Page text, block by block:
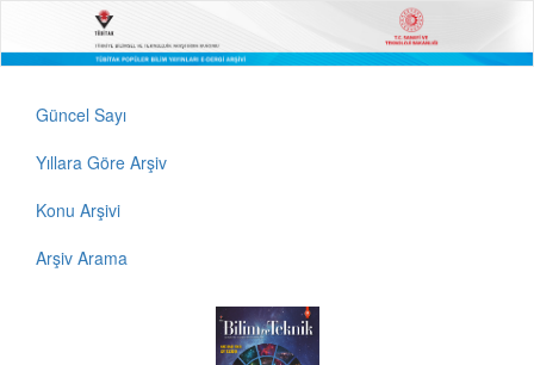
Güncel Sayı
Yıllara Göre Arşiv
Konu Arşivi
Arşiv Arama